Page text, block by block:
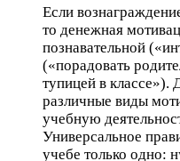
Если
то денежная
познавательной
(«порадовать
тупицей в классе»).
различные виды
учебную
Универсальное
учебе только одно: